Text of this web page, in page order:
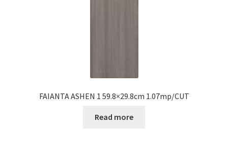
FAIANTA ASHEN 1 59.8×29.8cm 1.07mp/CUT
Read more